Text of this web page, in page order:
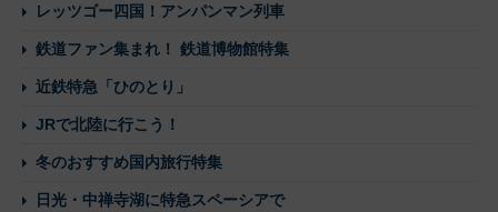
レッツゴー四国！アンパンマン列車
鉄道ファン集まれ！ 鉄道博物館特集
近鉄特急「ひのとり」
JRで北陸に行こう！
冬のおすすめ国内旅行特集
日光・中禅寺湖に特急スペーシアで